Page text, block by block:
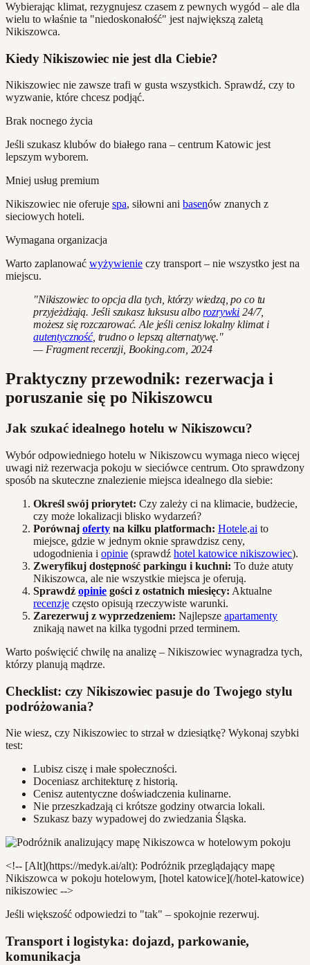
Wybierając klimat, rezygnujesz czasem z pewnych wygód – ale dla
wielu to właśnie ta "niedoskonałość" jest największą zaletą
Nikiszowca.
Kiedy Nikiszowiec nie jest dla Ciebie?
Nikiszowiec nie zawsze trafi w gusta wszystkich. Sprawdź, czy to
wyzwanie, które chcesz podjąć.
Brak nocnego życia
Jeśli szukasz klubów do białego rana – centrum Katowic jest
lepszym wyborem.
Mniej usług premium
Nikiszowiec nie oferuje spa, siłowni ani basenów znanych z
sieciowych hoteli.
Wymagana organizacja
Warto zaplanować wyżywienie czy transport – nie wszystko jest na
miejscu.
"Nikiszowiec to opcja dla tych, którzy wiedzą, po co tu
przyjeżdżają. Jeśli szukasz luksusu alborozrywki 24/7,
możesz się rozczarować. Ale jeśli cenisz lokalny klimat i
autentyczność, trudno o lepszą alternatywę."
— Fragment recenzji, Booking.com, 2024
Praktyczny przewodnik: rezerwacja i
poruszanie się po Nikiszowcu
Jak szukać idealnego hotelu w Nikiszowcu?
Wybór odpowiedniego hotelu w Nikiszowcu wymaga nieco więcej
uwagi niż rezerwacja pokoju w sieciówce centrum. Oto sprawdzony
sposób na skuteczne znalezienie miejsca idealnego dla siebie:
Określ swój priorytet: Czy zależy ci na klimacie, budżecie,
czy może lokalizacji blisko wydarzeń?
Porównaj oferty na kilku platformach: Hotele.ai to
miejsce, gdzie w jednym oknie sprawdzisz ceny,
udogodnienia i opinie (sprawdź hotel katowice nikiszowiec).
Zweryfikuj dostępność parkingu i kuchni: To duże atuty
Nikiszowca, ale nie wszystkie miejsca je oferują.
Sprawdź opinie gości z ostatnich miesięcy: Aktualne
recenzje często opisują rzeczywiste warunki.
Zarezerwuj z wyprzedzeniem: Najlepsze apartamenty
znikają nawet na kilka tygodni przed terminem.
Warto poświęcić chwilę na analizę – Nikiszowiec wynagradza tych,
którzy planują mądrze.
Checklist: czy Nikiszowiec pasuje do Twojego stylu
podróżowania?
Nie wiesz, czy Nikiszowiec to strzał w dziesiątkę? Wykonaj szybki
test:
Lubisz ciszę i małe społeczności.
Doceniasz architekturę z historią.
Cenisz autentyczne doświadczenia kulinarne.
Nie przeszkadzają ci krótsze godziny otwarcia lokali.
Szukasz bazy wypadowej do zwiedzania Śląska.
<!-- [Alt](https://medyk.ai/alt): Podróżnik przeglądający mapę
Nikiszowca w pokoju hotelowym, [hotel katowice](/hotel-katowice)
nikiszowiec -->
Jeśli większość odpowiedzi to "tak" – spokojnie rezerwuj.
Transport i logistyka: dojazd, parkowanie,
komunikacja